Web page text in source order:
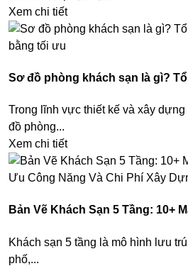
Xem chi tiết
Sơ đồ phòng khách sạn là gì?
Trong lĩnh vực thiết kế và xây
đồ phòng...
Xem chi tiết
Bản Vẽ Khách Sạn 5 Tầng: 10+
Khách sạn 5 tầng là mô hình lưu
phố,...